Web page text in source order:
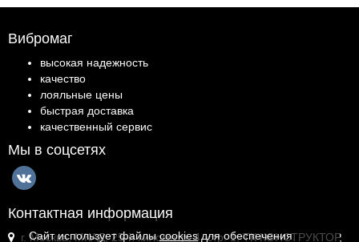
Вибромаг
высокая надежность
качество
лояльные цены
быстрая доставка
качественный сервис
Мы в соцсетях
Контактная информация
г. Москва, МКАД, 25-й километр, 4, стр. 1, ТК КОНСТРУКТОР,
Сайт использует файлыcookiesдля обеспечения